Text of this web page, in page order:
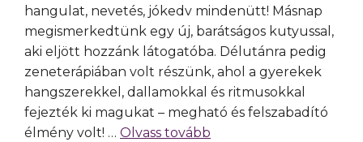
hangulat, nevetés, jókedv mindenütt! Másnap
megismerkedtünk egy új, barátságos kutyussal,
aki eljött hozzánk látogatóba. Délutánra pedig
zeneterápiában volt részünk, ahol a gyerekek
hangszerekkel, dallamokkal és ritmusokkal
fejezték ki magukat – megható és felszabadító
élmény volt! … Olvass tovább